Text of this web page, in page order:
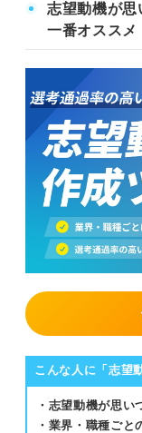
志望動機が思
一番オススメ
こんな人に「志望
・志望動機が思い
・業界・職種ごと